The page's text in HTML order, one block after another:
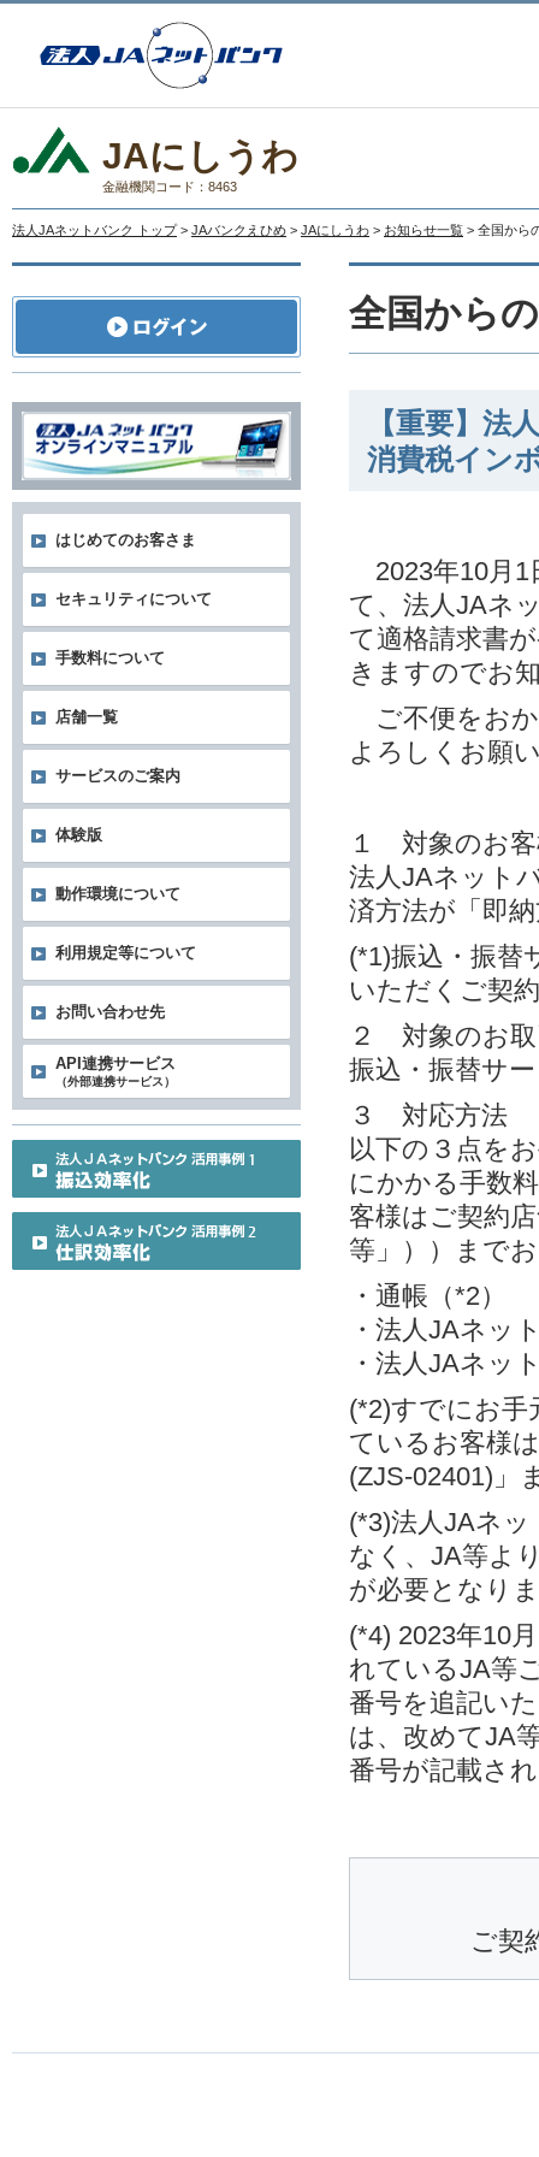
JAにしうわ
金融機関コード：8463
法人JAネットバンク トップ > JAバンクえひめ > JAにしうわ > お知らせ一覧 > 全国から
全国から
【重要】法
消費税イン
2023年10月1
て、法人JAネ
て適格請求書
きますのでお
ご不便をお
よろしくお願
１ 対象のお
法人JAネット
済方法が「即
(*1)振込・振替
いただくご契
２ 対象のお
振込・振替サ
３ 対応方法
以下の３点を
にかかる手数
客様はご契約
等」））まで
・通帳（*2）
・法人JAネッ
・法人JAネッ
(*2)すでにお手
ているお客様
(ZJS-02401)」
(*3)法人JAネ
なく、JA等よ
が必要となり
(*4) 2023年10
れているJA等
番号を追記い
は、改めてJA
番号が記載さ
ご契
はじめてのお客さま
セキュリティについて
手数料について
店舗一覧
サービスのご案内
体験版
動作環境について
利用規定等について
お問い合わせ先
API連携サービス
（外部連携サービス）